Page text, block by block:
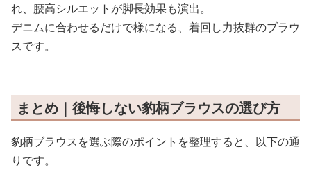
れ、腰高シルエットが脚長効果も演出。
デニムに合わせるだけで様になる、着回し力抜群のブラウ
スです。
まとめ｜後悔しない豹柄ブラウスの選び方
豹柄ブラウスを選ぶ際のポイントを整理すると、以下の通
りです。